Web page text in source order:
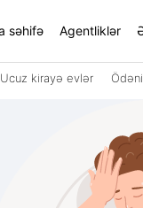
səhifə Agentliklər
Ucuz kirayə evlər